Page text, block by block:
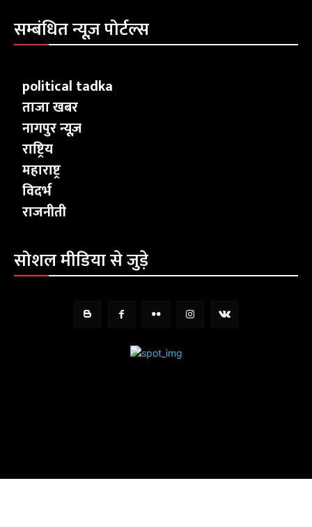
सम्बंधित न्यूज़ पोर्टल्स
political tadka
ताजा खबर
नागपुर न्यूज़
राष्ट्रिय
महाराष्ट्र
विदर्भ
राजनीती
सोशल मीडिया से जुड़े